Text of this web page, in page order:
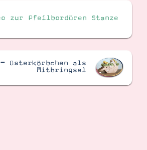
zur Pfeilbordüren Stanze
Osterkörbchen als
Mitbringsel